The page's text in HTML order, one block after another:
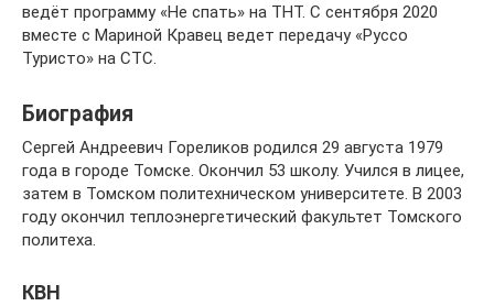
ведёт программу «Не спать» на ТНТ. С сентября 2020
вместе с Мариной Кравец ведет передачу «Руссо
Туристо» на СТС.
Биография
Сергей Андреевич Гореликов родился 29 августа 1979
года в городе Томске. Окончил 53 школу. Учился в лицее,
затем в Томском политехническом университете. В 2003
году окончил теплоэнергетический факультет Томского
политеха.
КВН